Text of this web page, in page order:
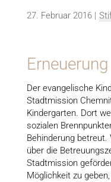
27. Februar 2016|
Der evangelische
Stadtmission
Kindergarten. Dort
sozialen
Behinderung betreut.
über die
Stadtmission
Möglichkeit zu